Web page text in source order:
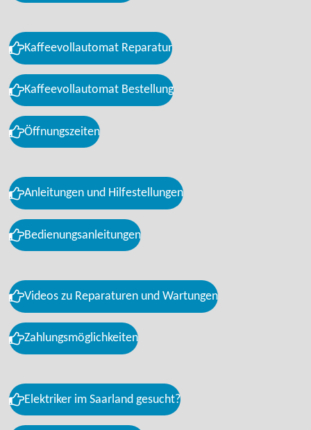
Kaffeevollautomat Reparatur
Kaffeevollautomat Bestellung
Öffnungszeiten
Anleitungen und Hilfestellungen
Bedienungsanleitungen
Videos zu Reparaturen und Wartungen
Zahlungsmöglichkeiten
Elektriker im Saarland gesucht?